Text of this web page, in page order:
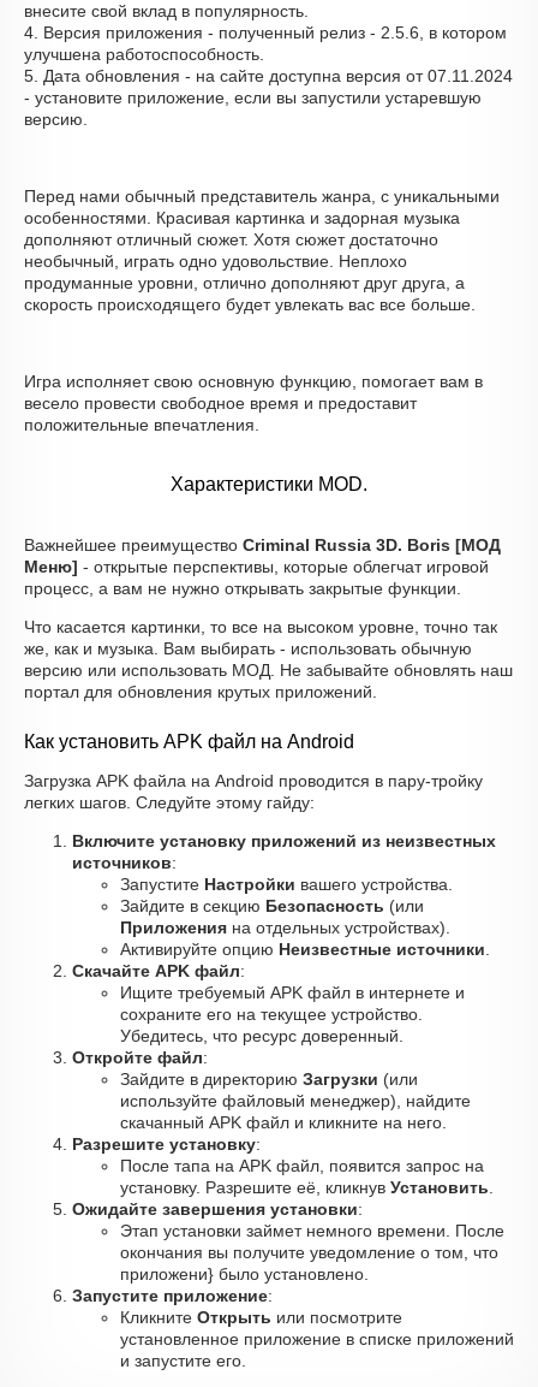
внесите свой вклад в популярность.
4. Версия приложения - полученный релиз - 2.5.6, в котором
улучшена работоспособность.
5. Дата обновления - на сайте доступна версия от 07.11.2024
- установите приложение, если вы запустили устаревшую
версию.
Перед нами обычный представитель жанра, с уникальными
особенностями. Красивая картинка и задорная музыка
дополняют отличный сюжет. Хотя сюжет достаточно
необычный, играть одно удовольствие. Неплохо
продуманные уровни, отлично дополняют друг друга, а
скорость происходящего будет увлекать вас все больше.
Игра исполняет свою основную функцию, помогает вам в
весело провести свободное время и предоставит
положительные впечатления.
Характеристики MOD.
Важнейшее преимущество Criminal Russia 3D. Boris [МОД
Меню] - открытые перспективы, которые облегчат игровой
процесс, а вам не нужно открывать закрытые функции.
Что касается картинки, то все на высоком уровне, точно так
же, как и музыка. Вам выбирать - использовать обычную
версию или использовать МОД. Не забывайте обновлять наш
портал для обновления крутых приложений.
Как установить APK файл на Android
Загрузка APK файла на Android проводится в пару-тройку
легких шагов. Следуйте этому гайду:
Включите установку приложений из неизвестных
источников:
Запустите Настройки вашего устройства.
Зайдите в секцию Безопасность (или
Приложения на отдельных устройствах).
Активируйте опцию Неизвестные источники
Скачайте APK файл:
Ищите требуемый APK файл в интернете и
сохраните его на текущее устройство.
Убедитесь, что ресурс доверенный.
Откройте файл:
Зайдите в директорию Загрузки (или
используйте файловый менеджер), найдите
скачанный APK файл и кликните на него.
Разрешите установку:
После тапа на APK файл, появится запрос на
установку. Разрешите её, кликнув Установить
Ожидайте завершения установки:
Этап установки займет немного времени. После
окончания вы получите уведомление о том, что
приложени} было установлено.
Запустите приложение:
Кликните Открыть или посмотрите
установленное приложение в списке приложений
и запустите его.